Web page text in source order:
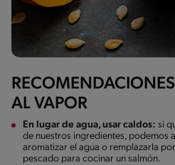
AL VAPOR
En lugar de agua, usar caldos: si
de nuestros ingredientes, podemos
aromatizar el agua o remplazarla
pescado para cocinar un salmón.